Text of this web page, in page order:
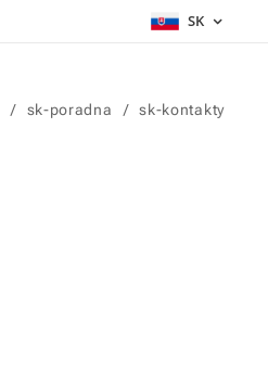
SK
sk-poradna sk-kontakty